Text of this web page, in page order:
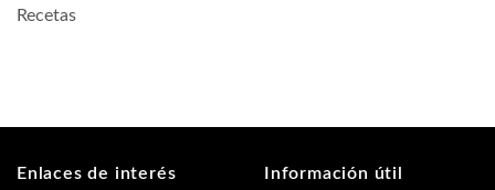
Recetas
Enlaces de interés Información útil